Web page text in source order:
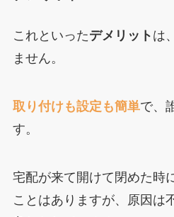
これといったデメリット は
ません。
取り付けも設定も簡単で、
す。
宅配が来て開けて閉めた時
ことはありますが、原因は